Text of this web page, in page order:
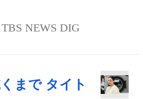
TBS NEWS DIG
まで タイト